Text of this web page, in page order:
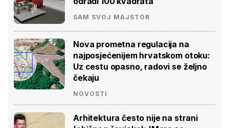
SAM SVOJ MAJSTOR
Nova prometna regulacija na
najposjećenijem hrvatskom otoku:
Uz cestu opasno, radovi se željno
čekaju
NOVOSTI
Arhitektura često nije na strani